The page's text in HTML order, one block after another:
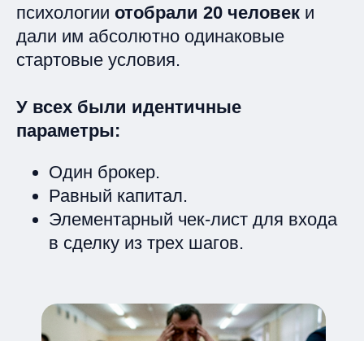
психологии отобрали 20 человек и
дали им абсолютно одинаковые
стартовые условия.
У всех были идентичные
параметры:
Один брокер.
Равный капитал.
Элементарный чек-лист для входа
в сделку из трех шагов.